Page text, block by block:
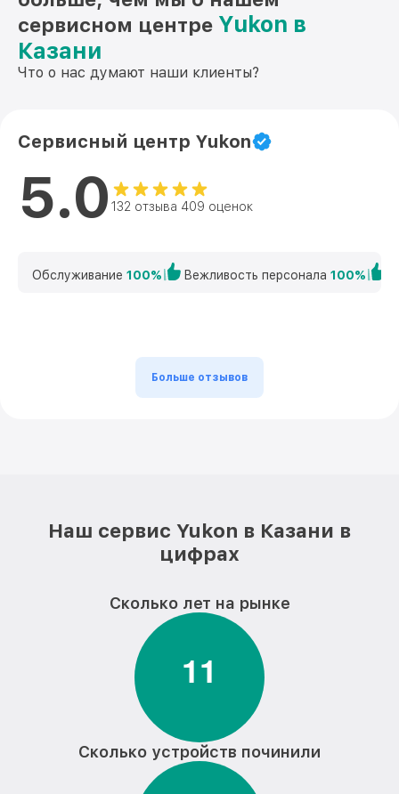
Ремонт Wi-Fi PHOTON XT 26346 4.6x42S
Ремонт разъема PHOTON XT 26346
26346 4.6x42S Yukon
сервисном центре Yukon в
Казани
Что о нас думают наши клиенты?
Сервисный центр Yukon
5.0 132 отзыва 409 оценок
Обслуживание 100% Вежливость персонала 100%
Больше отзывов
Наш сервис Yukon в Казани в
цифрах
Сколько лет на рынке
11
Сколько устройств починили